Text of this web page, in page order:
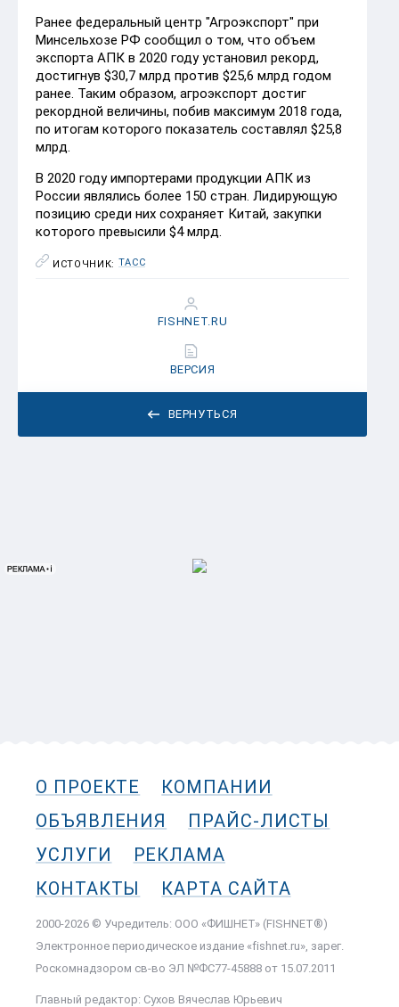
Ранее федеральный центр "Агроэкспорт" при
Минсельхозе РФ сообщил о том, что объем
экспорта АПК в 2020 году установил рекорд,
достигнув $30,7 млрд против $25,6 млрд годом
ранее. Таким образом, агроэкспорт достиг
рекордной величины, побив максимум 2018 года,
по итогам которого показатель составлял $25,8
млрд.
В 2020 году импортерами продукции АПК из
России являлись более 150 стран. Лидирующую
позицию среди них сохраняет Китай, закупки
которого превысили $4 млрд.
ИСТОЧНИК: ТАСС
ВЕРНУТЬСЯ
FISHNET.RU
ВЕРСИЯ
О ПРОЕКТЕ
КОМПАНИИ
ОБЪЯВЛЕНИЯ
ПРАЙС-ЛИСТЫ
УСЛУГИ
РЕКЛАМА
КОНТАКТЫ
КАРТА САЙТА
2000-2026 © Учредитель: ООО «ФИШНЕТ» (FISHNET®)
Электронное периодическое издание «fishnet.ru», зарег.
Роскомнадзором cв-во ЭЛ №ФС77-45888 от 15.07.2011
Главный редактор: Сухов Вячеслав Юрьевич